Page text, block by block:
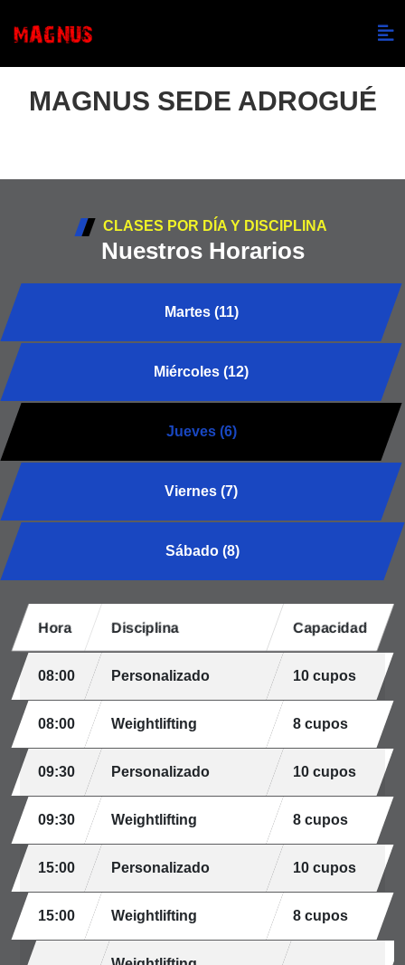
MAGNUS SEDE ADROGUÉ
CLASES POR DÍA Y DISCIPLINA
Nuestros Horarios
Martes (11)
Miércoles (12)
Jueves (6)
Viernes (7)
Sábado (8)
Hora Disciplina Capacidad
08:00 Personalizado 10 cupos
08:00 Weightlifting 8 cupos
09:30 Personalizado 10 cupos
09:30 Weightlifting 8 cupos
15:00 Personalizado 10 cupos
15:00 Weightlifting 8 cupos